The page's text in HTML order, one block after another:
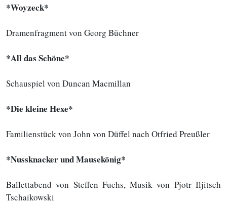
*Woyzeck*
Dramenfragment von Georg Büchner
*All das Schöne*
Schauspiel von Duncan Macmillan
*Die kleine Hexe*
Familienstück von John von Düffel nach Otfried Preußler
*Nussknacker und Mausekönig*
Ballettabend von Steffen Fuchs, Musik von Pjotr Iljitsch
Tschaikowski